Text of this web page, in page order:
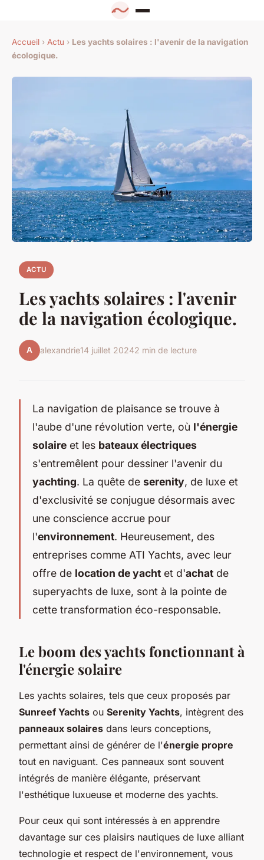
Accueil › Actu › Les yachts solaires : l'avenir de la navigation
écologique.
ACTU
Les yachts solaires : l'avenir
de la navigation écologique.
A alexandrie14 juillet 20242 min de lecture
La navigation de plaisance se trouve à
l'aube d'une révolution verte, où l'énergie
solaire et les bateaux électriques
s'entremêlent pour dessiner l'avenir du
yachting. La quête de serenity, de luxe et
d'exclusivité se conjugue désormais avec
une conscience accrue pour
l'environnement. Heureusement, des
entreprises comme ATI Yachts, avec leur
offre de location de yacht et d'achat de
superyachts de luxe, sont à la pointe de
cette transformation éco-responsable.
Le boom des yachts fonctionnant à
l'énergie solaire
Les yachts solaires, tels que ceux proposés par
Sunreef Yachts ou Serenity Yachts, intègrent des
panneaux solaires dans leurs conceptions,
permettant ainsi de générer de l'énergie propre
tout en naviguant. Ces panneaux sont souvent
intégrés de manière élégante, préservant
l'esthétique luxueuse et moderne des yachts.
Pour ceux qui sont intéressés à en apprendre
davantage sur ces plaisirs nautiques de luxe alliant
technologie et respect de l'environnement, vous